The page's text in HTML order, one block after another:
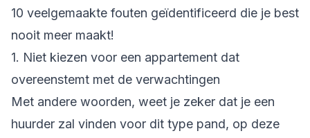
10 veelgemaakte fouten geïdentificeerd die je best
nooit meer maakt!
1. Niet kiezen voor een appartement dat
overeenstemt met de verwachtingen
Met andere woorden, weet je zeker dat je een
huurder zal vinden voor dit type pand, op deze